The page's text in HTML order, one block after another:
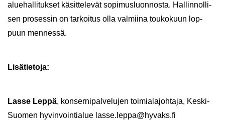
alue­hal­li­tuk­set kä­sit­te­le­vät so­pi­mus­luon­nos­ta. Hal­lin­nol­li­
sen pro­ses­sin on tar­koi­tus olla val­mii­na tou­ko­kuun lop­
puun men­nes­sä.
Li­sä­tie­to­ja:
Lasse Leppä, kon­ser­ni­pal­ve­lu­jen toi­mia­la­joh­ta­ja, Keski-​
Suomen hy­vin­voin­tia­lue lasse.leppa@hy­vaks.fi